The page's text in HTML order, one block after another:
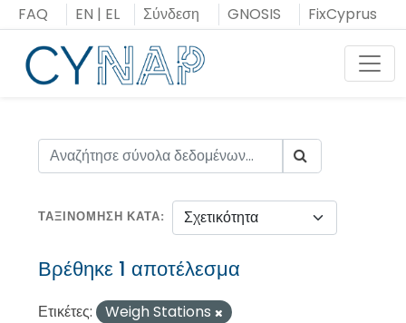
Μεταπήδηση
στο
περιεχόμενο
FAQ EN | EL Σύνδεση GNOSIS FixCyprus
ΤΑΞΙΝΌΜΗΣΗ ΚΑΤΆ
Βρέθηκε 1 αποτέλεσμα
Ετικέτες:
Weigh Stations